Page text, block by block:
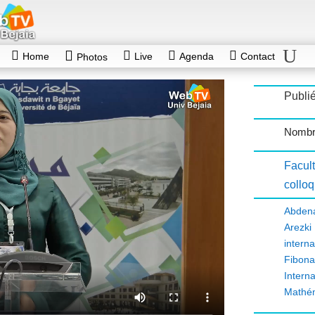
Home Photos Live Agenda Contact